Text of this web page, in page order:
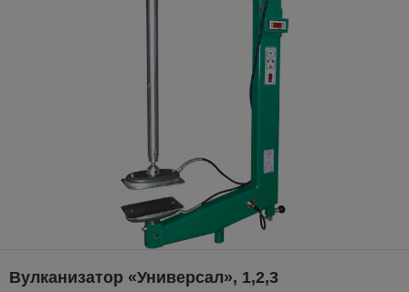
Вулканизатор «Универсал», 1,2,3